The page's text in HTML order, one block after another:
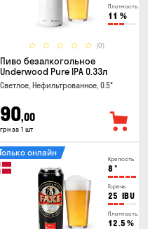
Плотность
11 %
(0)
Пиво безалкогольное
Underwood Pure IPA 0.33л
Светлое, Нефильтрованное, 0.5°
90,00
грн за 1 шт
Крепость
8 °
Горечь
25 IBU
Плотность
12.5 %
онлайн